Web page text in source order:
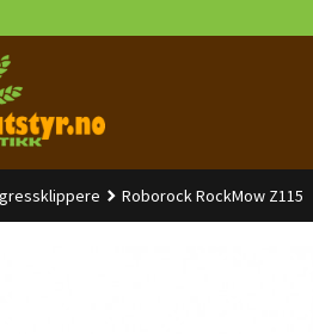
Roborock RockMow Z115